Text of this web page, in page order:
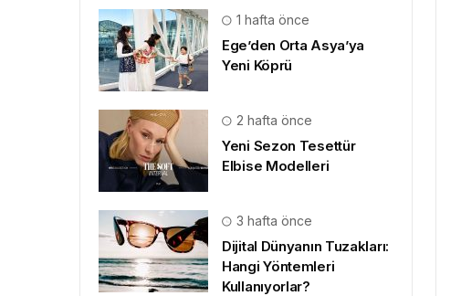
1 hafta önce
Ege’den Orta Asya’ya
Yeni Köprü
2 hafta önce
Yeni Sezon Tesettür
Elbise Modelleri
3 hafta önce
Dijital Dünyanın Tuzakları:
Hangi Yöntemleri
Kullanıyorlar?